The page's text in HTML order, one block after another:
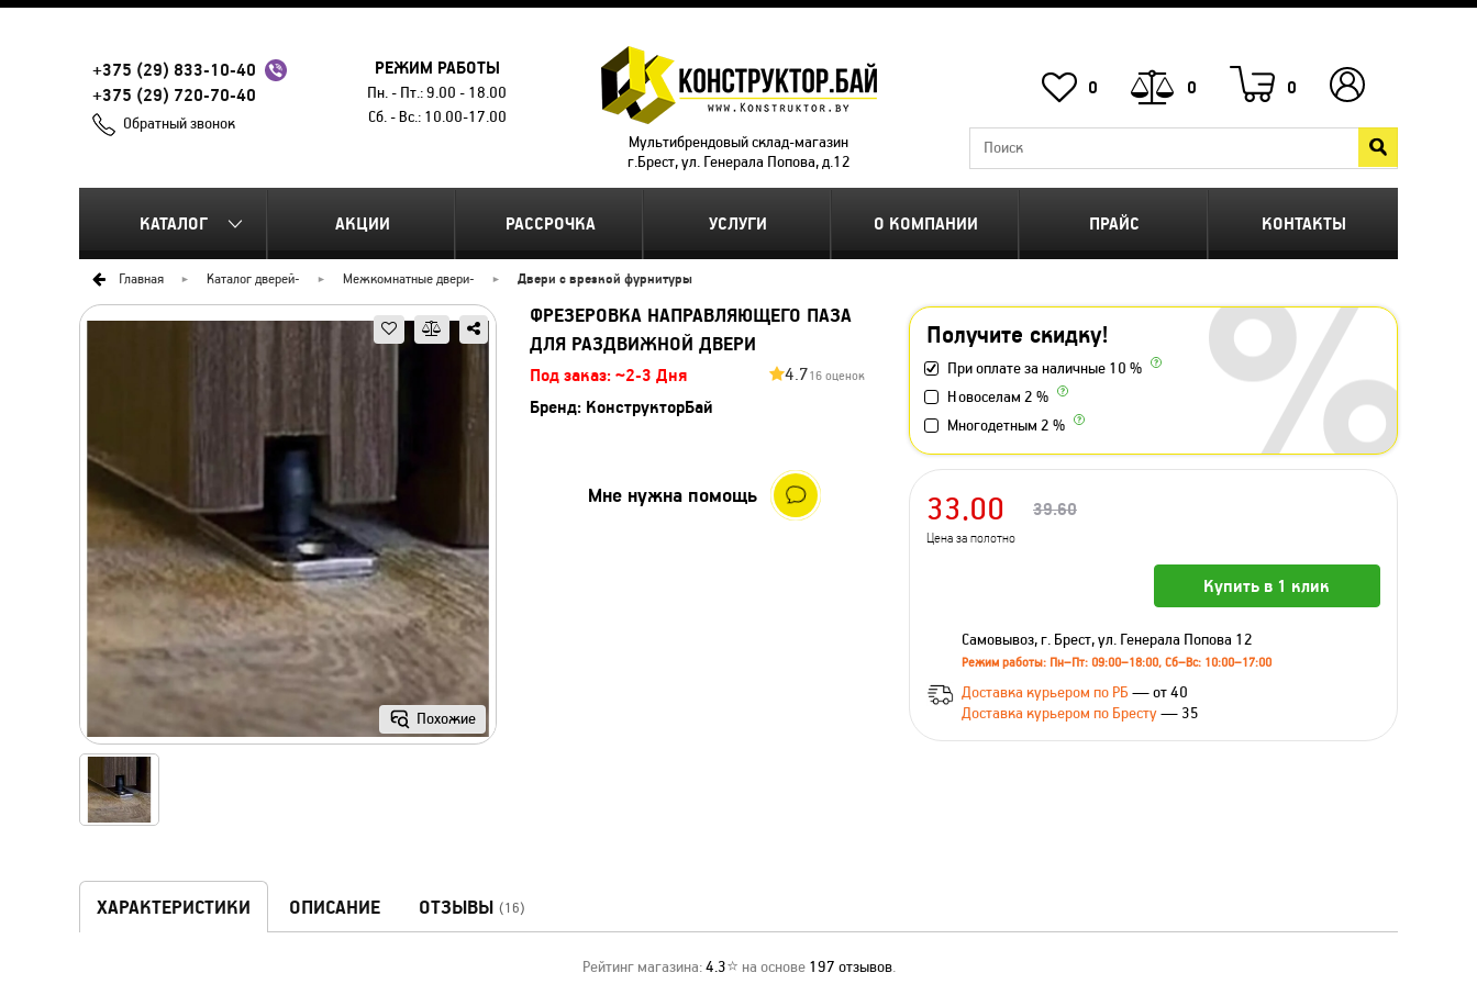
+375 (29) 833-10-40
+375 (29) 720-70-40
Обратный звонок
РЕЖИМ РАБОТЫ
Пн. - Пт.: 9.00 - 18.00
Сб. - Вс.: 10.00-17.00
Мультибрендовый склад-магазин
г.Брест, ул. Генерала Попова, д.12
0 0 0
КАТАЛОГ АКЦИИ РАССРОЧКА УСЛУГИ О КОМПАНИИ ПРАЙС КОНТАКТЫ
Главная Каталог дверей- Межкомнатные двери- Двери с врезкой фурнитуры
Похожие
ФРЕЗЕРОВКА НАПРАВЛЯЮЩЕГО ПАЗА
ДЛЯ РАЗДВИЖНОЙ ДВЕРИ
Под заказ: ~2-3 Дня 4.716 оценок
Бренд: КонструкторБай
Получите скидку!
При оплате за наличные 10 %
Новоселам 2 %
Многодетным 2 %
Мне нужна помощь 33.00 39.60
Цена за полотно
Купить в 1 клик
Самовывоз, г. Брест, ул. Генерала Попова 12
Режим работы: Пн–Пт: 09:00–18:00, Сб–Вс: 10:00–17:00
Доставка курьером по РБ — от 40
Доставка курьером по Бресту— 35
ХАРАКТЕРИСТИКИ ОПИСАНИЕ ОТЗЫВЫ (16)
Рейтинг магазина:4.3⭐ на основе 197 отзывов.